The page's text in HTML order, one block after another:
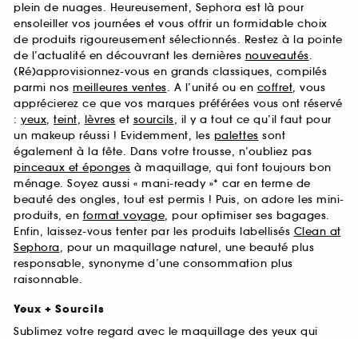
plein de nuages. Heureusement, Sephora est là pour
ensoleiller vos journées et vous offrir un formidable choix
de produits rigoureusement sélectionnés. Restez à la pointe
de l’actualité en découvrant les dernières nouveautés.
(Ré)approvisionnez-vous en grands classiques, compilés
parmi nos meilleures ventes. A l’unité ou en coffret, vous
apprécierez ce que vos marques préférées vous ont réservé
: yeux, teint, lèvres et sourcils, il y a tout ce qu’il faut pour
un makeup réussi ! Evidemment, les palettes sont
également à la fête. Dans votre trousse, n’oubliez pas
pinceaux et éponges à maquillage, qui font toujours bon
ménage. Soyez aussi « mani-ready »* car en terme de
beauté des ongles, tout est permis ! Puis, on adore les mini-
produits, en format voyage, pour optimiser ses bagages.
Enfin, laissez-vous tenter par les produits labellisés Clean at
Sephora, pour un maquillage naturel, une beauté plus
responsable, synonyme d’une consommation plus
raisonnable.
Yeux + Sourcils
Sublimez votre regard avec le maquillage des yeux qui